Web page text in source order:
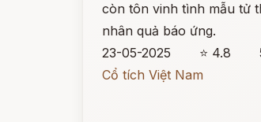
còn tôn vinh tình mẫu tử
nhân quả báo ứng.
23-05-2025
⭐ 4.8
Cổ tích Việt Nam